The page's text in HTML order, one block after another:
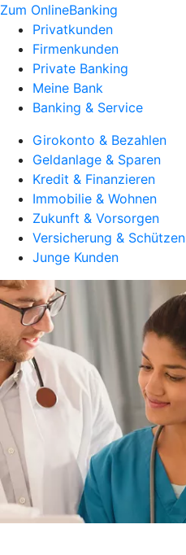
Zum OnlineBanking
Privatkunden
Firmenkunden
Private Banking
Meine Bank
Banking & Service
Girokonto & Bezahlen
Geldanlage & Sparen
Kredit & Finanzieren
Immobilie & Wohnen
Zukunft & Vorsorgen
Versicherung & Schützen
Junge Kunden